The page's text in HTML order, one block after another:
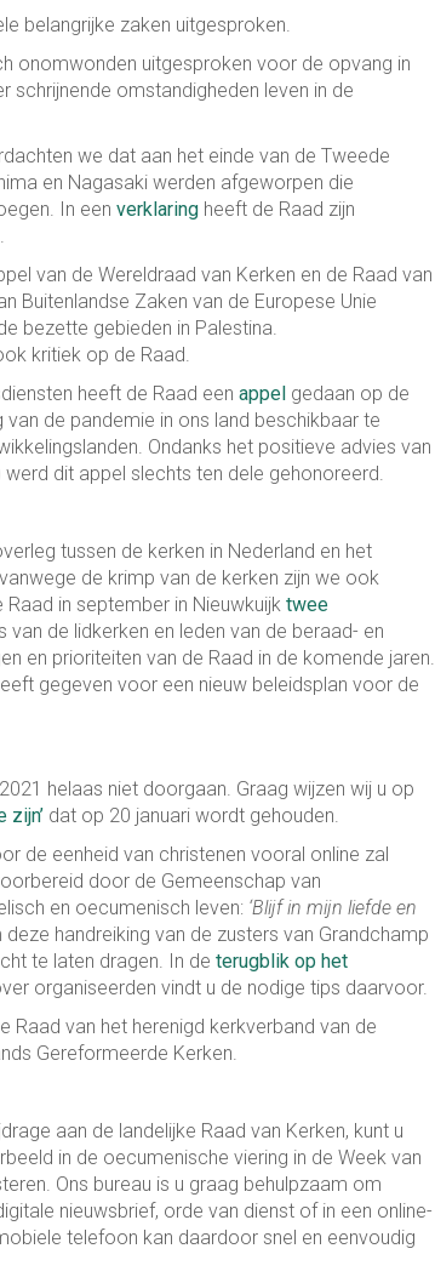
belangrijke zaken uitgesproken.
onomwonden uitgesproken voor de opvang in
schrijnende omstandigheden leven in de
we dat aan het einde van de Tweede
en Nagasaki werden afgeworpen die
In een verklaring heeft de Raad zijn
van de Wereldraad van Kerken en de Raad van
Buitenlandse Zaken van de Europese Unie
bezette gebieden in Palestina.
kritiek op de Raad.
heeft de Raad een appel gedaan op de
de pandemie in ons land beschikbaar te
Ondanks het positieve advies van
dit appel slechts ten dele gehonoreerd.
tussen de kerken in Nederland en het
de krimp van de kerken zijn we ook
in september in Nieuwkuijk twee
de lidkerken en leden van de beraad- en
en prioriteiten van de Raad in de komende jaren.
gegeven voor een nieuw beleidsplan voor de
helaas niet doorgaan. Graag wijzen wij u op
zijn’ dat op 20 januari wordt gehouden.
de eenheid van christenen vooral online zal
door de Gemeenschap van
en oecumenisch leven: ‘Blijf in mijn liefde en
handreiking van de zusters van Grandchamp
te laten dragen. In de terugblik op het
organiseerden vindt u de nodige tips daarvoor.
Raad van het herenigd kerkverband van de
Gereformeerde Kerken.
aan de landelijke Raad van Kerken, kunt u
in de oecumenische viering in de Week van
Ons bureau is u graag behulpzaam om
nieuwsbrief, orde van dienst of in een online-
telefoon kan daardoor snel en eenvoudig